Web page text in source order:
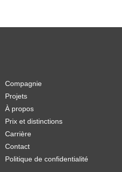
Compagnie
Projets
À propos
Prix et distinctions
Carrière
Contact
Politique de confidentialité